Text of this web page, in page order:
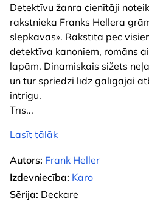
Detektīvu žanra cienītāji
rakstnieka Franks Hellera
slepkavas». Rakstīta pēc
detektīva kanoniem, romāns
lapām. Dinamiskais sižets
un tur spriedzi līdz galīgajai
intrigu.
Trīs...
Lasīt tālāk
Autors: Frank Heller
Izdevniecība: Karo
Sērija: Deckare